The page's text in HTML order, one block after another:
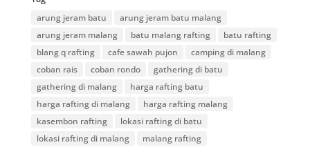
arung jeram batu
arung jeram batu malang
arung jeram malang
batu malang rafting
batu rafting
blang q rafting
cafe sawah pujon
camping di malang
coban rais
coban rondo
gathering di batu
gathering di malang
harga rafting batu
harga rafting di malang
harga rafting malang
kasembon rafting
lokasi rafting di batu
lokasi rafting di malang
malang rafting